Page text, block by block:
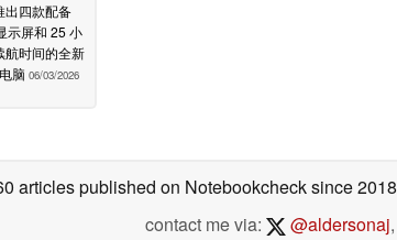
出四款配备
示屏和 25 小
航时间的全新
脑 06/03/2026
articles published on Notebookchecksince 2018
contact me via:
@aldersonaj,